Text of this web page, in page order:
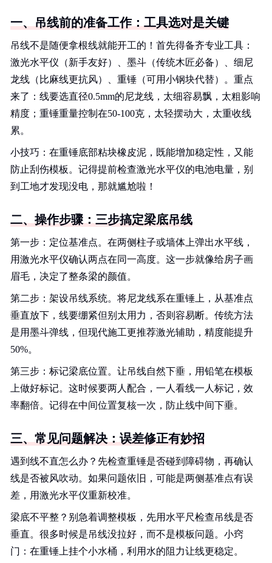
一、吊线前的准备工作：工具选对是关键
吊线不是随便拿根线就能开工的！首先得备齐专业工具：
激光水平仪（新手友好）、墨斗（传统木匠必备）、细尼
龙线（比麻线更抗风）、重锤（可用小钢块代替）。重点
来了：线要选直径0.5mm的尼龙线，太细容易飘，太粗影响
精度；重锤重量控制在50-100克，太轻摆动大，太重收线
累。
小技巧：在重锤底部粘块橡皮泥，既能增加稳定性，又能
防止刮伤模板。记得提前检查激光水平仪的电池电量，别
到工地才发现没电，那就尴尬啦！
二、操作步骤：三步搞定梁底吊线
第一步：定位基准点。在两侧柱子或墙体上弹出水平线，
用激光水平仪确认两点在同一高度。这一步就像给房子画
眉毛，决定了整条梁的颜值。
第二步：架设吊线系统。将尼龙线系在重锤上，从基准点
垂直放下，线要绷紧但别太用力，否则容易断。传统方法
是用墨斗弹线，但现代施工更推荐激光辅助，精度能提升
50%。
第三步：标记梁底位置。让吊线自然下垂，用铅笔在模板
上做好标记。这时候要两人配合，一人看线一人标记，效
率翻倍。记得在中间位置复核一次，防止线中间下垂。
三、常见问题解决：误差修正有妙招
遇到线不直怎么办？先检查重锤是否碰到障碍物，再确认
线是否被风吹动。如果问题依旧，可能是两侧基准点有误
差，用激光水平仪重新校准。
梁底不平整？别急着调整模板，先用水平尺检查吊线是否
垂直。很多时候是吊线没拉好，而不是模板问题。小窍
门：在重锤上挂个小水桶，利用水的阻力让线更稳定。